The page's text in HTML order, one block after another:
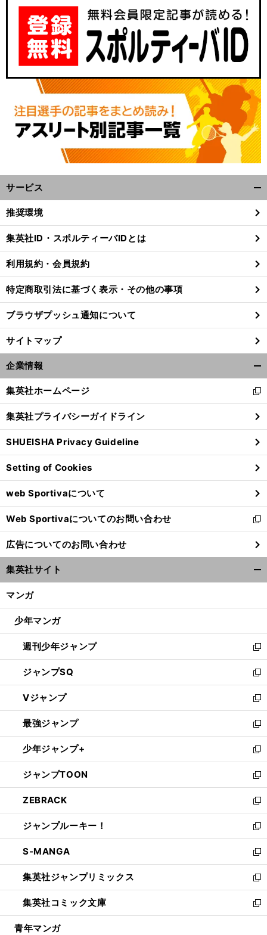
サービス
閉
る
推奨環境
集英社ID・スポルティーバIDとは
利用規約・会員規約
特定商取引法に基づく表示・その他の事項
ブラウザプッシュ通知について
サイトマップ
企業情報
閉
る
集英社ホームページ
新
し
い
ウ
ィ
ン
ド
ウ
で
開
く
集英社プライバシーガイドライン
SHUEISHA Privacy Guideline
Setting of Cookies
web Sportivaについて
Web Sportivaについてのお問い合わせ
新
し
い
ウ
ィ
ン
ウ
開
く
広告についてのお問い合わせ
集英社サイト
マンガ
少年マンガ
週刊少年ジャンプ
新
し
い
ウ
ィ
ン
ド
ウ
で
開
く
ジャンプSQ
新
し
い
ウ
ィ
ン
ド
ウ
で
開
く
Vジャンプ
新
し
い
ウ
ィ
ン
ド
ウ
で
開
く
最強ジャンプ
新
し
い
ウ
ィ
ン
ド
ウ
で
開
く
少年ジャンプ+
新
し
い
ウ
ィ
ン
ド
ウ
で
開
く
ジャンプTOON
新
し
い
ウ
ィ
ン
ド
ウ
で
開
く
ZEBRACK
新
し
い
ウ
ィ
ン
ド
ウ
で
開
ジャンプルーキー！
新
し
い
ウ
ィ
ン
ド
ウ
S-MANGA
新
し
い
ウ
ィ
ン
集英社ジャンプリミックス
新
し
い
ウ
集英社コミック文庫
新
し
青年マンガ